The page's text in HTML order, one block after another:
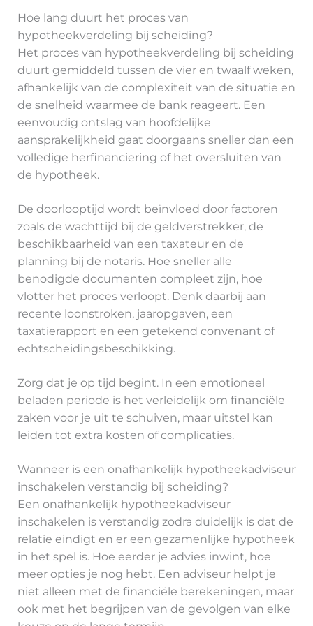
Hoe lang duurt het proces van
hypotheekverdeling bij scheiding?
Het proces van hypotheekverdeling bij scheiding
duurt gemiddeld tussen de vier en twaalf weken,
afhankelijk van de complexiteit van de situatie en
de snelheid waarmee de bank reageert. Een
eenvoudig ontslag van hoofdelijke
aansprakelijkheid gaat doorgaans sneller dan een
volledige herfinanciering of het oversluiten van
de hypotheek.
De doorlooptijd wordt beïnvloed door factoren
zoals de wachttijd bij de geldverstrekker, de
beschikbaarheid van een taxateur en de
planning bij de notaris. Hoe sneller alle
benodigde documenten compleet zijn, hoe
vlotter het proces verloopt. Denk daarbij aan
recente loonstroken, jaaropgaven, een
taxatierapport en een getekend convenant of
echtscheidingsbeschikking.
Zorg dat je op tijd begint. In een emotioneel
beladen periode is het verleidelijk om financiële
zaken voor je uit te schuiven, maar uitstel kan
leiden tot extra kosten of complicaties.
Wanneer is een onafhankelijk hypotheekadviseur
inschakelen verstandig bij scheiding?
Een onafhankelijk hypotheekadviseur
inschakelen is verstandig zodra duidelijk is dat de
relatie eindigt en er een gezamenlijke hypotheek
in het spel is. Hoe eerder je advies inwint, hoe
meer opties je nog hebt. Een adviseur helpt je
niet alleen met de financiële berekeningen, maar
ook met het begrijpen van de gevolgen van elke